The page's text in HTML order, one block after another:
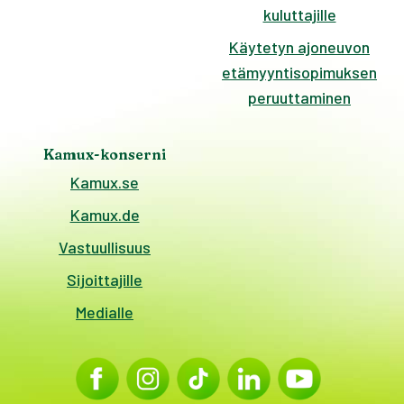
kuluttajille
Käytetyn ajoneuvon
etämyyntisopimuksen
peruuttaminen
Kamux-konserni
Kamux.se
Kamux.de
Vastuullisuus
Sijoittajille
Medialle